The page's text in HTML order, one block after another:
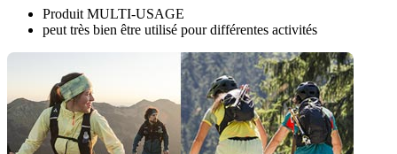
Produit MULTI-USAGE
peut très bien être utilisé pour différentes activités